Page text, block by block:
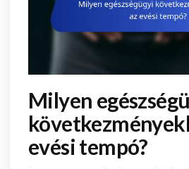
Milyen
evési tempó?